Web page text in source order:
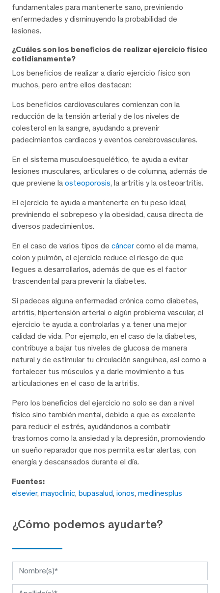
fundamentales para mantenerte sano, previniendo
enfermedades y disminuyendo la probabilidad de
lesiones.
¿Cuáles son los beneficios de realizar ejercicio físico
cotidianamente?
Los beneficios de realizar a diario ejercicio físico son
muchos, pero entre ellos destacan:
Los beneficios cardiovasculares comienzan con la
reducción de la tensión arterial y de los niveles de
colesterol en la sangre, ayudando a prevenir
padecimientos cardiacos y eventos cerebrovasculares.
En el sistema musculoesquelético, te ayuda a evitar
lesiones musculares, articulares o de columna, además de
que previene la osteoporosis, la artritis y la osteoartritis.
El ejercicio te ayuda a mantenerte en tu peso ideal,
previniendo el sobrepeso y la obesidad, causa directa de
diversos padecimientos.
En el caso de varios tipos de cáncer como el de mama,
colon y pulmón, el ejercicio reduce el riesgo de que
llegues a desarrollarlos, además de que es el factor
trascendental para prevenir la diabetes.
Si padeces alguna enfermedad crónica como diabetes,
artritis, hipertensión arterial o algún problema vascular, el
ejercicio te ayuda a controlarlas y a tener una mejor
calidad de vida. Por ejemplo, en el caso de la diabetes,
contribuye a bajar tus niveles de glucosa de manera
natural y de estimular tu circulación sanguínea, así como a
fortalecer tus músculos y a darle movimiento a tus
articulaciones en el caso de la artritis.
Pero los beneficios del ejercicio no solo se dan a nivel
físico sino también mental, debido a que es excelente
para reducir el estrés, ayudándonos a combatir
trastornos como la ansiedad y la depresión, promoviendo
un sueño reparador que nos permita estar alertas, con
energía y descansados durante el día.
Fuentes:
elsevier, mayoclinic, bupasalud, ionos, medlinesplus
¿Cómo podemos ayudarte?